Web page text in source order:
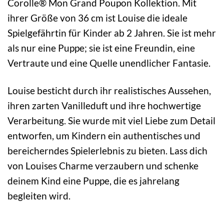
Corolle® Mon Grand Poupon Kollektion. Mit
ihrer Größe von 36 cm ist Louise die ideale
Spielgefährtin für Kinder ab 2 Jahren. Sie ist mehr
als nur eine Puppe; sie ist eine Freundin, eine
Vertraute und eine Quelle unendlicher Fantasie.
Louise besticht durch ihr realistisches Aussehen,
ihren zarten Vanilleduft und ihre hochwertige
Verarbeitung. Sie wurde mit viel Liebe zum Detail
entworfen, um Kindern ein authentisches und
bereicherndes Spielerlebnis zu bieten. Lass dich
von Louises Charme verzaubern und schenke
deinem Kind eine Puppe, die es jahrelang
begleiten wird.